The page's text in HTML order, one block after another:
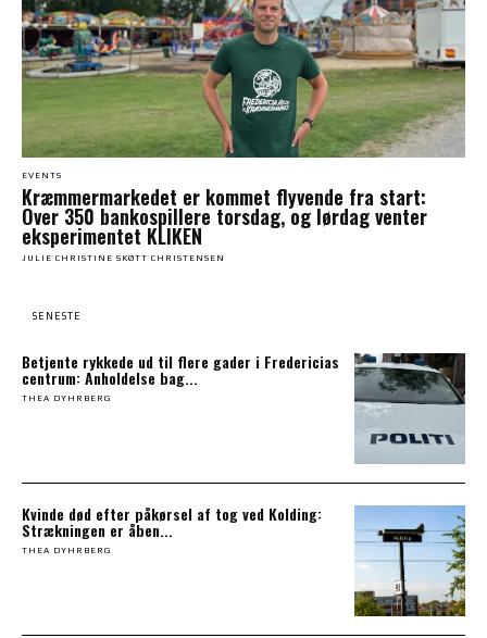
EVENTS
Kræmmermarkedet er kommet flyvende fra start:
Over 350 bankospillere torsdag, og lørdag venter
eksperimentet KLIKEN
JULIE CHRISTINE SKØTT CHRISTENSEN
SENESTE
Betjente rykkede ud til flere gader i Fredericias
centrum: Anholdelse bag...
THEA DYHRBERG
Kvinde død efter påkørsel af tog ved Kolding:
Strækningen er åben...
THEA DYHRBERG